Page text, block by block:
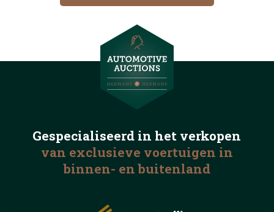
Gespecialiseerd in het verkopen
van exclusieve voertuigen in
binnen- en buitenland